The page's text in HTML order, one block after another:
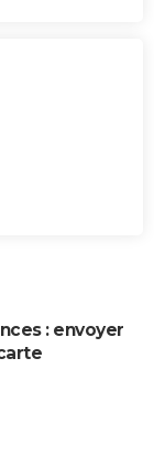
: envoyer